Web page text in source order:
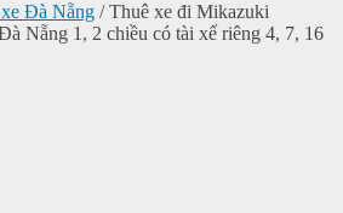
Đà Nẵng / Thuê xe đi Mikazuki
Nẵng 1, 2 chiều có tài xế riêng 4, 7, 16